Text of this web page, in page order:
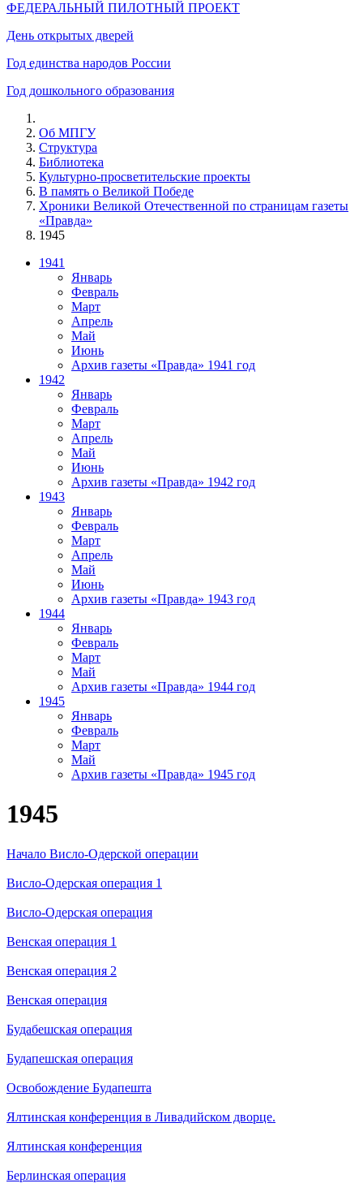
ФЕДЕРАЛЬНЫЙ ПИЛОТНЫЙ ПРОЕКТ
День открытых дверей
Год единства народов России
Год дошкольного образования
Об МПГУ
Структура
Библиотека
Культурно-просветительские проекты
В память о Великой Победе
Хроники Великой Отечественной по страницам газеты
«Правда»
1945
1941
Январь
Февраль
Март
Апрель
Май
Июнь
Архив газеты «Правда» 1941 год
1942
Январь
Февраль
Март
Апрель
Май
Июнь
Архив газеты «Правда» 1942 год
1943
Январь
Февраль
Март
Апрель
Май
Июнь
Архив газеты «Правда» 1943 год
1944
Январь
Февраль
Март
Май
Архив газеты «Правда» 1944 год
1945
Январь
Февраль
Март
Май
Архив газеты «Правда» 1945 год
1945
Начало Висло-Одерской операции
Висло-Одерская операция 1
Висло-Одерская операция
Венская операция 1
Венская операция 2
Венская операция
Будабешская операция
Будапешская операция
Освобождение Будапешта
Ялтинская конференция в Ливадийском дворце.
Ялтинская конференция
Берлинская операция